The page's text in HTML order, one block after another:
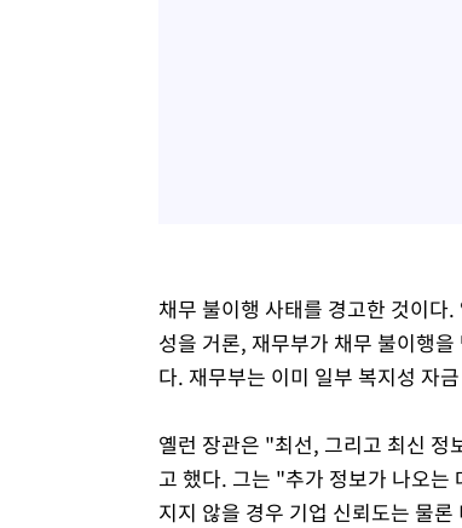
채무 불이행 사태를 경고한 것이다
성을 거론, 재무부가 채무 불이행
다. 재무부는 이미 일부 복지성 자
옐런 장관은 "최선, 그리고 최신 정
고 했다. 그는 "추가 정보가 나오는
지지 않을 경우 기업 신뢰도는 물